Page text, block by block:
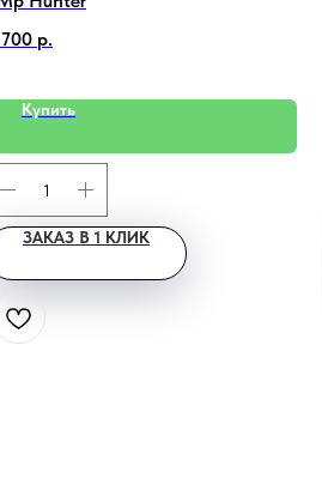
р.
Купить
ЗАКАЗ В 1 КЛИК